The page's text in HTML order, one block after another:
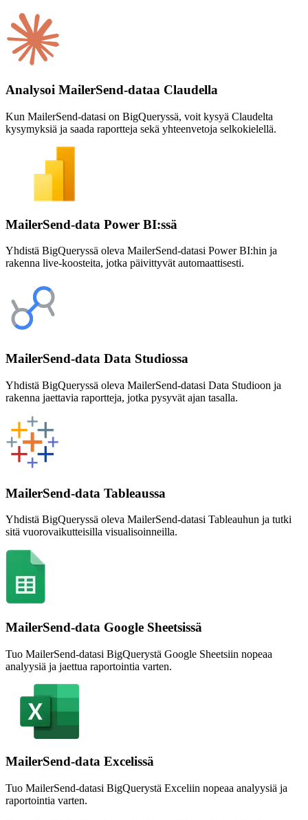
Analysoi MailerSend-dataa Claudella
Kun MailerSend-datasi on BigQueryssä, voit kysyä Claudelta
kysymyksiä ja saada raportteja sekä yhteenvetoja selkokielellä.
MailerSend-data Power BI:ssä
Yhdistä BigQueryssä oleva MailerSend-datasi Power BI:hin ja
rakenna live-koosteita, jotka päivittyvät automaattisesti.
MailerSend-data Data Studiossa
Yhdistä BigQueryssä oleva MailerSend-datasi Data Studioon ja
rakenna jaettavia raportteja, jotka pysyvät ajan tasalla.
MailerSend-data Tableaussa
Yhdistä BigQueryssä oleva MailerSend-datasi Tableauhun ja tutki
sitä vuorovaikutteisilla visualisoinneilla.
MailerSend-data Google Sheetsissä
Tuo MailerSend-datasi BigQuerystä Google Sheetsiin nopeaa
analyysiä ja jaettua raportointia varten.
MailerSend-data Excelissä
Tuo MailerSend-datasi BigQuerystä Exceliin nopeaa analyysiä ja
raportointia varten.